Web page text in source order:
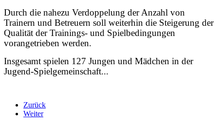
Durch die nahezu Verdoppelung der Anzahl von
Trainern und Betreuern soll weiterhin die Steigerung der
Qualität der Trainings- und Spielbedingungen
vorangetrieben werden.
Insgesamt spielen 127 Jungen und Mädchen in der
Jugend-Spielgemeinschaft...
Zurück
Weiter